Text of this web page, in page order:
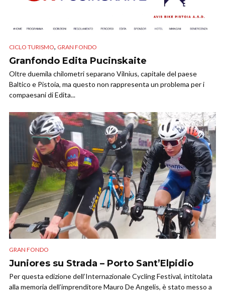
CICLO TURISMO, GRAN FONDO
Granfondo Edita Pucinskaite
Oltre duemila chilometri separano Vilnius, capitale del paese
Baltico e Pistoia, ma questo non rappresenta un problema per i
compaesani di Edita...
GRAN FONDO
Juniores su Strada – Porto Sant’Elpidio
Per questa edizione dell’Internazionale Cycling Festival, intitolata
alla memoria dell’imprenditore Mauro De Angelis, è stato messo a